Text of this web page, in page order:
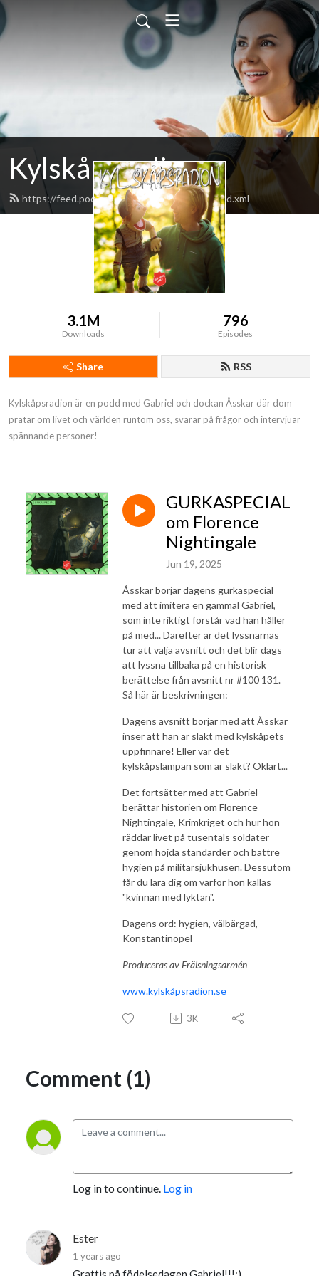
Kylskåpsradion
https://feed.podbean.com/kylskapsradion/feed.xml
3.1M
Downloads
796
Episodes
Share RSS
Kylskåpsradion är en podd med Gabriel och dockan Åsskar där dom
pratar om livet och världen runtom oss, svarar på frågor och intervjuar
spännande personer!
GURKASPECIAL
om Florence
Nightingale
Jun 19, 2025
Åsskar börjar dagens gurkaspecial
med att imitera en gammal Gabriel,
som inte riktigt förstår vad han håller
på med... Därefter är det lyssnarnas
tur att välja avsnitt och det blir dags
att lyssna tillbaka på en historisk
berättelse från avsnitt nr #100 131.
Så här är beskrivningen:
Dagens avsnitt börjar med att Åsskar
inser att han är släkt med kylskåpets
uppfinnare! Eller var det
kylskåpslampan som är släkt? Oklart...
Det fortsätter med att Gabriel
berättar historien om Florence
Nightingale, Krimkriget och hur hon
räddar livet på tusentals soldater
genom höjda standarder och bättre
hygien på militärsjukhusen. Dessutom
får du lära dig om varför hon kallas
"kvinnan med lyktan".
Dagens ord: hygien, välbärgad,
Konstantinopel
Produceras av Frälsningsarmén
www.kylskåpsradion.se
3K
Comment (1)
Log in to continue. Log in
Ester
1 years ago